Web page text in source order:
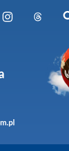
Obserwuj nas